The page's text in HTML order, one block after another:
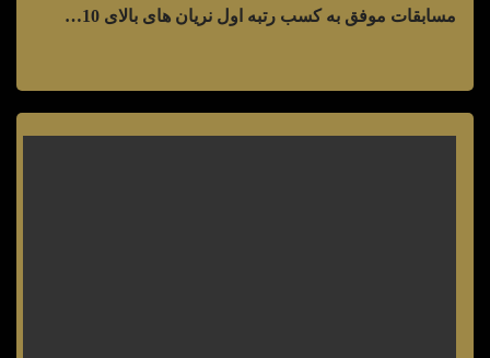
مسابقات موفق به کسب رتبه اول نریان های بالای 10…